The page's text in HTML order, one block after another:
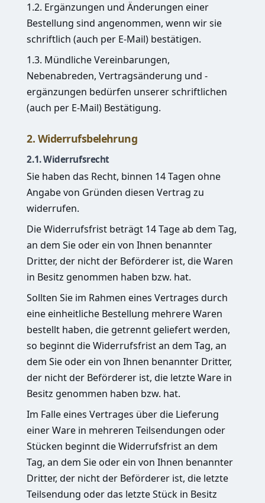
1.2. Ergänzungen und Änderungen einer
Bestellung sind angenommen, wenn wir sie
schriftlich (auch per E-Mail) bestätigen.
1.3. Mündliche Vereinbarungen,
Nebenabreden, Vertragsänderung und -
ergänzungen bedürfen unserer schriftlichen
(auch per E-Mail) Bestätigung.
2. Widerrufsbelehrung
2.1. Widerrufsrecht
Sie haben das Recht, binnen 14 Tagen ohne
Angabe von Gründen diesen Vertrag zu
widerrufen.
Die Widerrufsfrist beträgt 14 Tage ab dem Tag,
an dem Sie oder ein von Ihnen benannter
Dritter, der nicht der Beförderer ist, die Waren
in Besitz genommen haben bzw. hat.
Sollten Sie im Rahmen eines Vertrages durch
eine einheitliche Bestellung mehrere Waren
bestellt haben, die getrennt geliefert werden,
so beginnt die Widerrufsfrist an dem Tag, an
dem Sie oder ein von Ihnen benannter Dritter,
der nicht der Beförderer ist, die letzte Ware in
Besitz genommen haben bzw. hat.
Im Falle eines Vertrages über die Lieferung
einer Ware in mehreren Teilsendungen oder
Stücken beginnt die Widerrufsfrist an dem
Tag, an dem Sie oder ein von Ihnen benannter
Dritter, der nicht der Beförderer ist, die letzte
Teilsendung oder das letzte Stück in Besitz